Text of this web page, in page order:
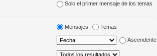
Solo el primer mensaje de los temas
Mensajes Temas
Ascendente